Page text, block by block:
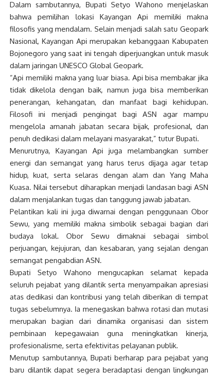
Dalam sambutannya, Bupati Setyo Wahono menjelaskan
bahwa pemilihan lokasi Kayangan Api memiliki makna
filosofis yang mendalam. Selain menjadi salah satu Geopark
Nasional, Kayangan Api merupakan kebanggaan Kabupaten
Bojonegoro yang saat ini tengah diperjuangkan untuk masuk
dalam jaringan UNESCO Global Geopark.
“Api memiliki makna yang luar biasa. Api bisa membakar jika
tidak dikelola dengan baik, namun juga bisa memberikan
penerangan, kehangatan, dan manfaat bagi kehidupan.
Filosofi ini menjadi pengingat bagi ASN agar mampu
mengelola amanah jabatan secara bijak, profesional, dan
penuh dedikasi dalam melayani masyarakat,” tutur Bupati.
Menurutnya, Kayangan Api juga melambangkan sumber
energi dan semangat yang harus terus dijaga agar tetap
hidup, kuat, serta selaras dengan alam dan Yang Maha
Kuasa. Nilai tersebut diharapkan menjadi landasan bagi ASN
dalam menjalankan tugas dan tanggung jawab jabatan.
Pelantikan kali ini juga diwarnai dengan penggunaan Obor
Sewu, yang memiliki makna simbolik sebagai bagian dari
budaya lokal. Obor Sewu dimaknai sebagai simbol
perjuangan, kejujuran, dan kesabaran, yang sejalan dengan
semangat pengabdian ASN.
Bupati Setyo Wahono mengucapkan selamat kepada
seluruh pejabat yang dilantik serta menyampaikan apresiasi
atas dedikasi dan kontribusi yang telah diberikan di tempat
tugas sebelumnya. Ia menegaskan bahwa rotasi dan mutasi
merupakan bagian dari dinamika organisasi dan sistem
pembinaan kepegawaian guna meningkatkan kinerja,
profesionalisme, serta efektivitas pelayanan publik.
Menutup sambutannya, Bupati berharap para pejabat yang
baru dilantik dapat segera beradaptasi dengan lingkungan